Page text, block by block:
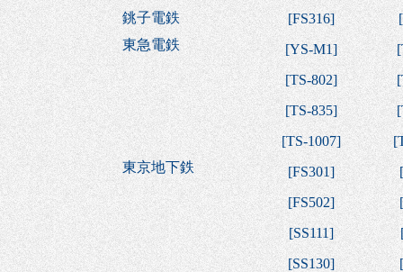
銚子電鉄 [FS316] [
東急電鉄
[YS-M1] [
[TS-802] [
[TS-835] [
[TS-1007] [
東京地下鉄
[FS301]
[
[FS502]
[
[SS111]
[SS130]
[